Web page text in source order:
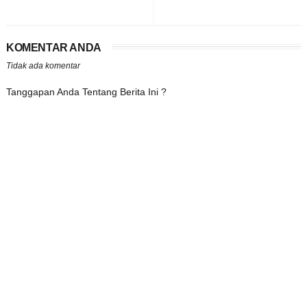
KOMENTAR ANDA
Tidak ada komentar
Tanggapan Anda Tentang Berita Ini ?